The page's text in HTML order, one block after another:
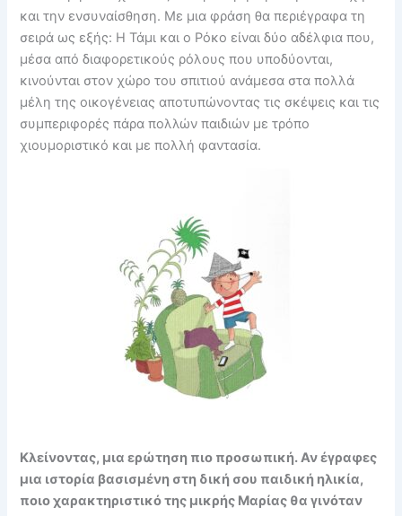
και την ενσυναίσθηση. Με μια φράση θα περιέγραφα τη
σειρά ως εξής: Η Τάμι και ο Ρόκο είναι δύο αδέλφια που,
μέσα από διαφορετικούς ρόλους που υποδύονται,
κινούνται στον χώρο του σπιτιού ανάμεσα στα πολλά
μέλη της οικογένειας αποτυπώνοντας τις σκέψεις και τις
συμπεριφορές πάρα πολλών παιδιών με τρόπο
χιουμοριστικό και με πολλή φαντασία.
Κλείνοντας, μια ερώτηση πιο προσωπική. Αν έγραφες
μια ιστορία βασισμένη στη δική σου παιδική ηλικία,
ποιο χαρακτηριστικό της μικρής Μαρίας θα γινόταν